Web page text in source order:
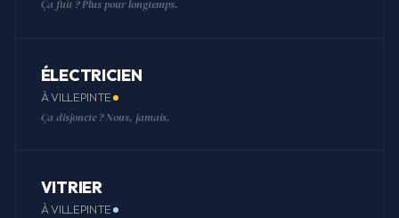
Ça fuit ? Plus pour longtemps.
ÉLECTRICIEN
À VILLEPINTE
Ça disjoncte ? Nous, jamais.
VITRIER
À VILLEPINTE